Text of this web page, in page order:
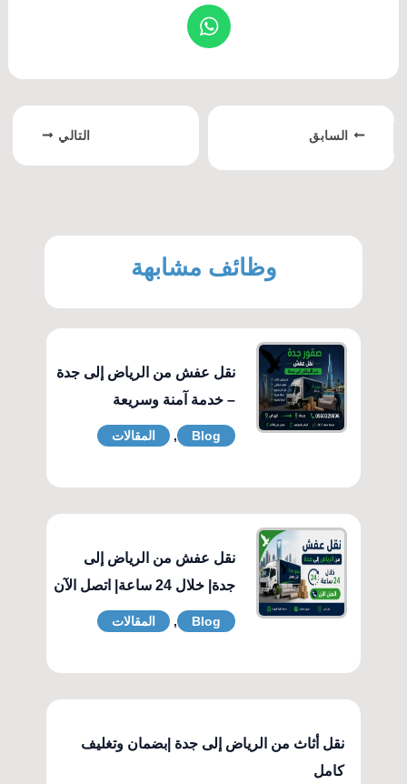
السابق التالي
وظائف مشابهة
نقل عفش من الرياض إلى جدة
– خدمة آمنة وسريعة
Blog
, المقالات
نقل عفش من الرياض إلى
جدة| خلال 24 ساعة| اتصل الآن
Blog
, المقالات
نقل أثاث من الرياض إلى جدة |بضمان وتغليف
كامل